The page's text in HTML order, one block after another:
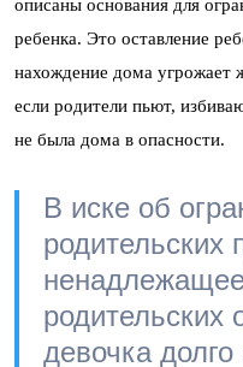
описаны основания для
ребенка. Это оставление
нахождение дома угрожает
если родители пьют,
не была дома в опасности.
В иске об
родительских
родительских
девочка